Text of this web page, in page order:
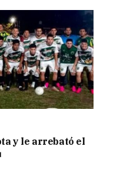
y le arrebató el